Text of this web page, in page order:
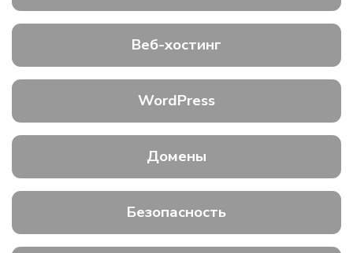
Веб-хостинг
WordPress
Домены
Безопасность